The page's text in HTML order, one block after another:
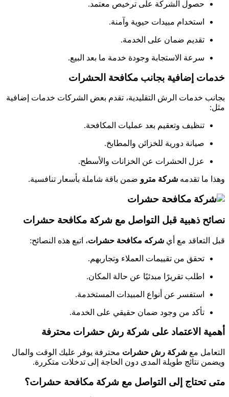
حصول الشركة على ترخيص معتمد.
استخدام مبيدات حيوية وآمنة.
تقديم ضمان على الخدمة.
سرعة الاستجابة وجودة خدمة ما بعد البيع.
خدمات إضافية بجانب مكافحة الحشرات
بجانب خدمات الرش التقليدية، تقدم بعض الشركات خدمات إضافية
مثل:
تنظيف وتعقيم بعد عمليات المكافحة.
صيانة دورية للخزائن والمطابخ.
عزل الحشرات عن الخزانات والأسطح.
وهذا ما تقدمه شركة مترو ضمن باقة شاملة بأسعار تنافسية.
نصائح ذهبية قبل التواصل مع شركة مكافحة حشرات
قبل التعاقد مع أي شركه مكافحة حشرات، اتبع هذه النصائح:
تحقق من تقييمات العملاء وتجاربهم.
اطلب تقريرًا مبدئيًا عن حالة المكان.
استفسر عن أنواع المبيدات المستخدمة.
تأكد من وجود ضمان حقيقي على الخدمة.
أهمية الاعتماد على شركة رش حشرات محترفة
التعامل مع شركة رش حشرات محترفة يوفر عليك الوقت والمال
ويضمن نتائج طويلة المدى دون الحاجة إلى تدخلات متكررة.
متى تحتاج إلى التواصل مع شركة مكافحة حشرات؟